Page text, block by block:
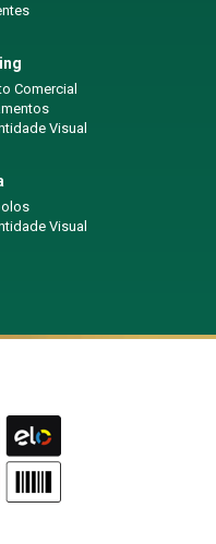
Comercial
Visual
Visual